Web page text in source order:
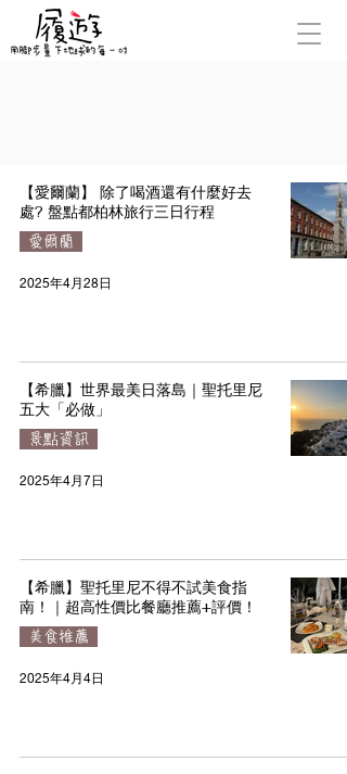
【愛爾蘭】 除了喝酒還有什麼好去
處? 盤點都柏林旅行三日行程
愛爾蘭
2025年4月28日
【希臘】世界最美日落島｜聖托里尼
五大「必做」
景點資訊
2025年4月7日
【希臘】聖托里尼不得不試美食指
南！｜超高性價比餐廳推薦+評價！
美食推薦
2025年4月4日